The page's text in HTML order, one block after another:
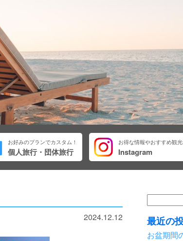
お好みのプランでカスタム！
個人旅行・団体旅行
お得な情報やおすすめ観
Instagram
2024.12.12
検
索:
最近の
お盆期間